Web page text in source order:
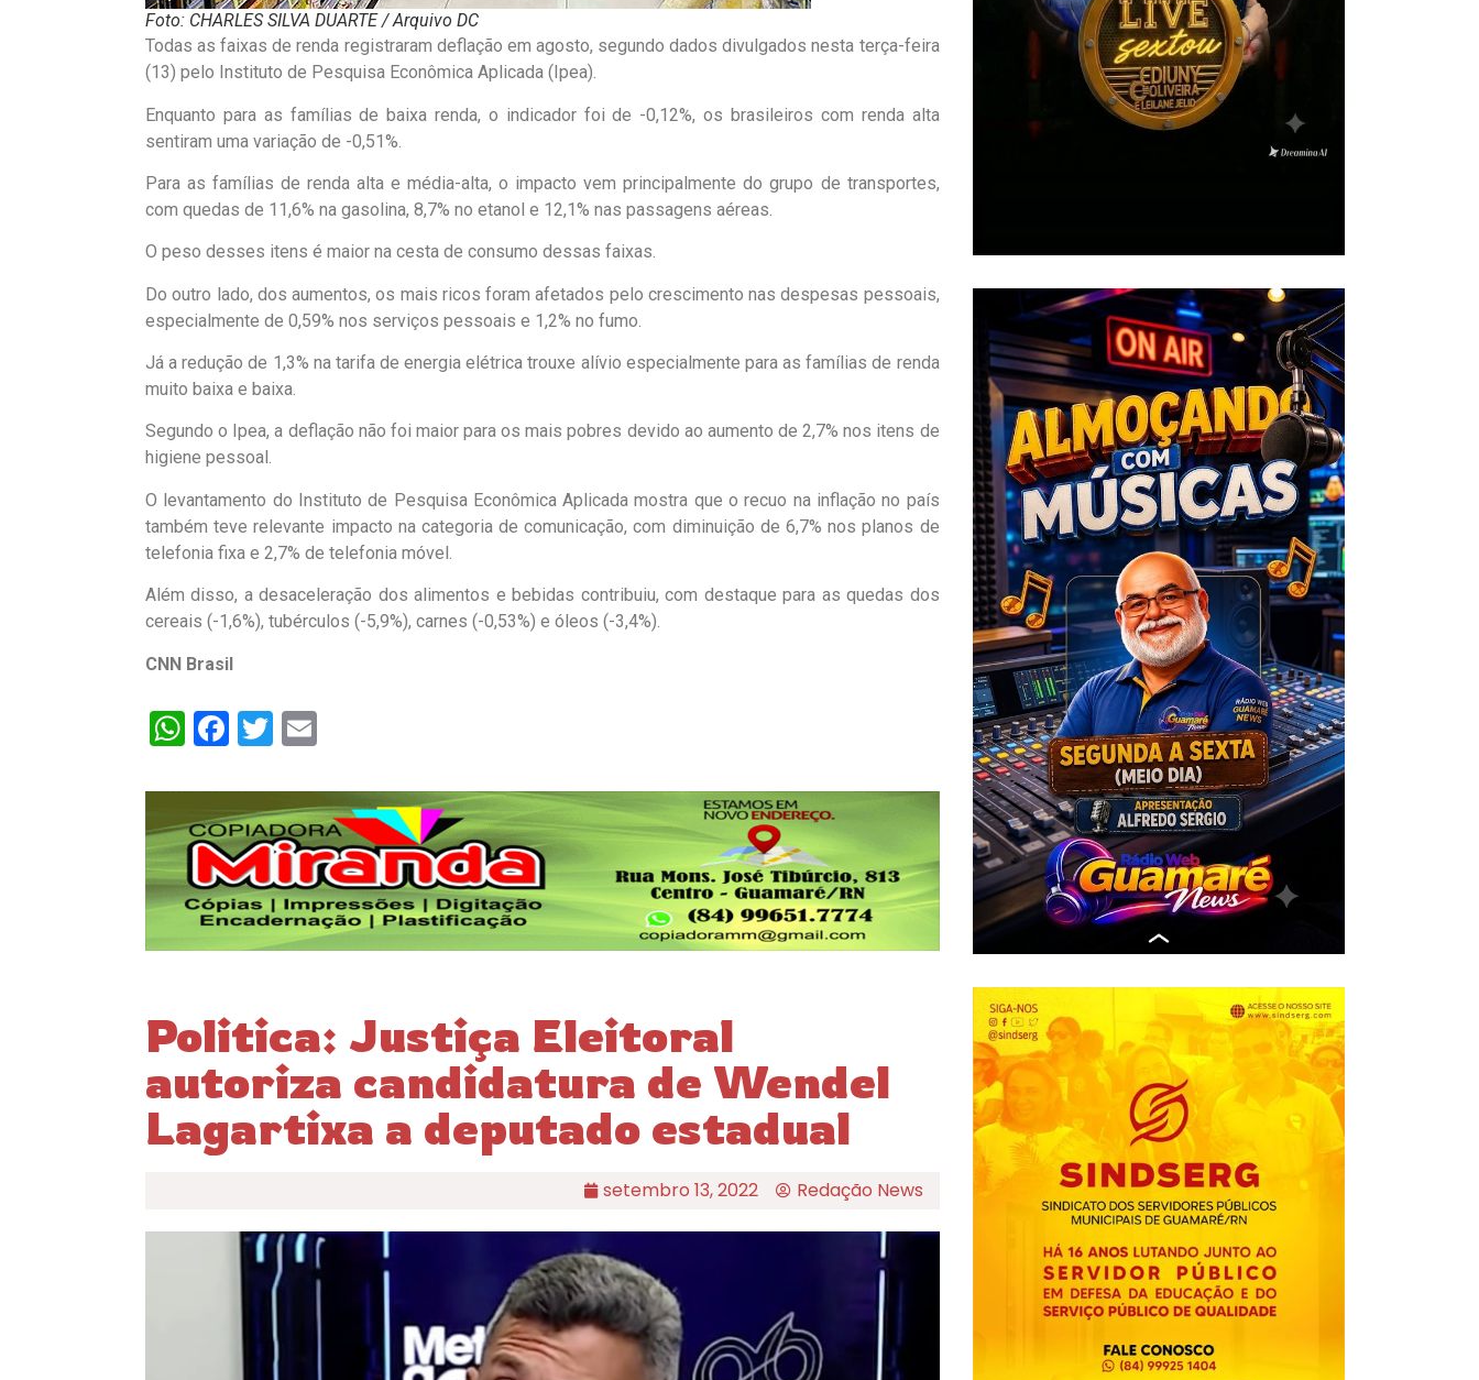
Foto: CHARLES SILVA DUARTE / Arquivo DC
Todas as faixas de renda registraram deflação em agosto, segundo dados divulgados nesta terça-feira
(13) pelo Instituto de Pesquisa Econômica Aplicada (Ipea).
Enquanto para as famílias de baixa renda, o indicador foi de -0,12%, os brasileiros com renda alta
sentiram uma variação de -0,51%.
Para as famílias de renda alta e média-alta, o impacto vem principalmente do grupo de transportes,
com quedas de 11,6% na gasolina, 8,7% no etanol e 12,1% nas passagens aéreas.
O peso desses itens é maior na cesta de consumo dessas faixas.
Do outro lado, dos aumentos, os mais ricos foram afetados pelo crescimento nas despesas pessoais,
especialmente de 0,59% nos serviços pessoais e 1,2% no fumo.
Já a redução de 1,3% na tarifa de energia elétrica trouxe alívio especialmente para as famílias de renda
muito baixa e baixa.
Segundo o Ipea, a deflação não foi maior para os mais pobres devido ao aumento de 2,7% nos itens de
higiene pessoal.
O levantamento do Instituto de Pesquisa Econômica Aplicada mostra que o recuo na inflação no país
também teve relevante impacto na categoria de comunicação, com diminuição de 6,7% nos planos de
telefonia fixa e 2,7% de telefonia móvel.
Além disso, a desaceleração dos alimentos e bebidas contribuiu, com destaque para as quedas dos
cereais (-1,6%), tubérculos (-5,9%), carnes (-0,53%) e óleos (-3,4%).
CNN Brasil
WhatsApp
Facebook
Twitter
Politica: Justiça Eleitoral
autoriza candidatura de Wendel
Lagartixa a deputado estadual
setembro 13, 2022 Redação News